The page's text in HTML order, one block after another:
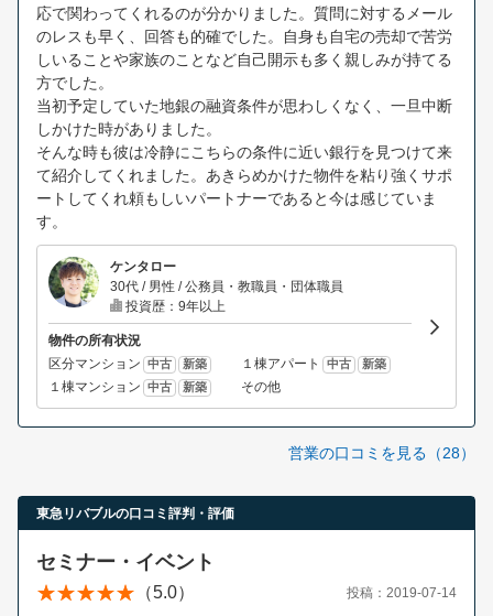
応で関わってくれるのが分かりました。質問に対するメール
のレスも早く、回答も的確でした。自身も自宅の売却で苦労
しいることや家族のことなど自己開示も多く親しみが持てる
方でした。
当初予定していた地銀の融資条件が思わしくなく、一旦中断
しかけた時がありました。
そんな時も彼は冷静にこちらの条件に近い銀行を見つけて来
て紹介してくれました。あきらめかけた物件を粘り強くサポ
ートしてくれ頼もしいパートナーであると今は感じていま
す。
ケンタロー
30代 / 男性 / 公務員・教職員・団体職員
投資歴：9年以上
物件の所有状況
区分マンション 中古 新築 １棟アパート 中古 新築
１棟マンション 中古 新築 その他
営業の口コミを見る（28）
東急リバブルの口コミ評判・評価
セミナー・イベント
（5.0） 投稿：2019-07-14